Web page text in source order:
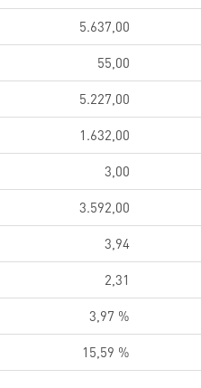
5.637,00
55,00
5.227,00
1.632,00
3,00
3.592,00
3,94
2,31
3,97 %
15,59 %